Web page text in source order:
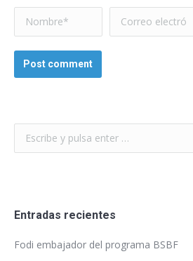
Nombre *
Correo electrónico
*
Post comment
Entradas recientes
Fodi embajador del programa BSBF